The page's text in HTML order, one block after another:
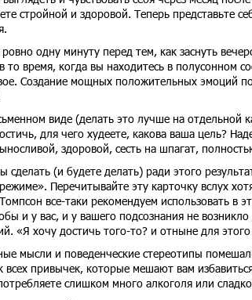
стройной и здоровой. Теперь представьте
одну минуту перед тем, как заснуть
то время, когда вы находитесь в полусонном
Создание мощных положительных эмоций
виде (делать это лучше на отдельной
для чего худеете, какова ваша цель?
здоровой, сесть на шпагат,
(и будете делать) ради этого
Перечитывайте эту карточку вслух
все-таки рекомендуем использовать в
и у вас, и у вашего подсознания не
«Я хочу достичь того-то? и отныне для
мысли и поведенческие стереотипы
всех привычек, которые мешают вам
слишком много алкоголя или